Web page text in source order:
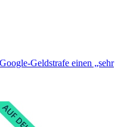
Geldstrafe einen „sehr